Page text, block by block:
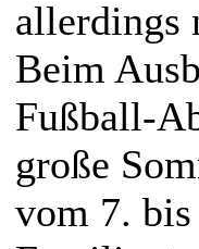
allerdings
Beim
Fußball-
große
vom 7.